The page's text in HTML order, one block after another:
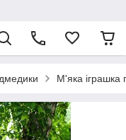
М'яка